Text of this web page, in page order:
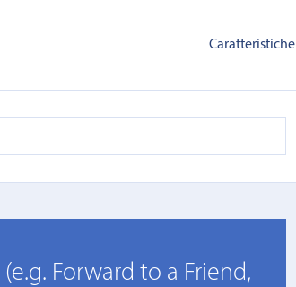
Caratteristiche
Forward to a Friend,